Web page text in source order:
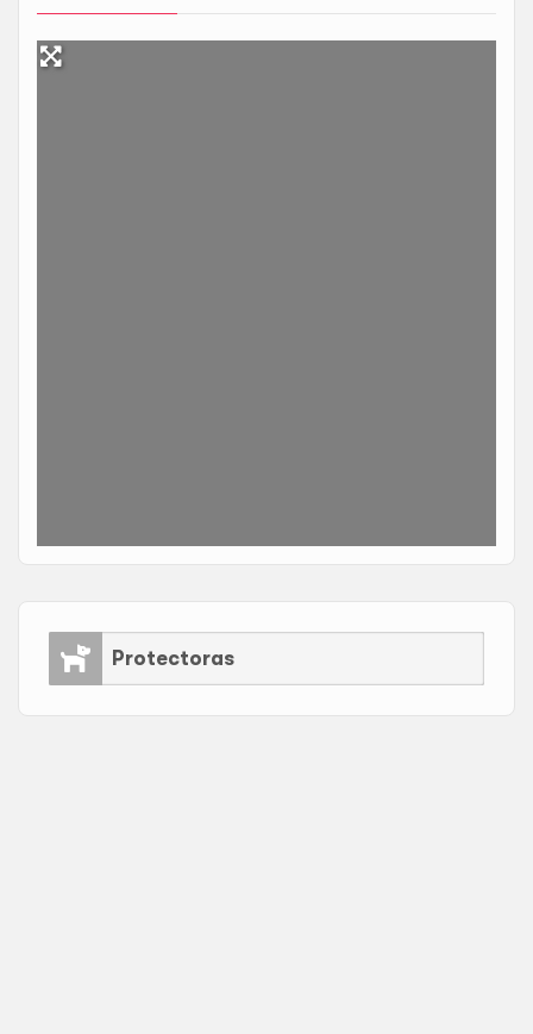
Protectoras